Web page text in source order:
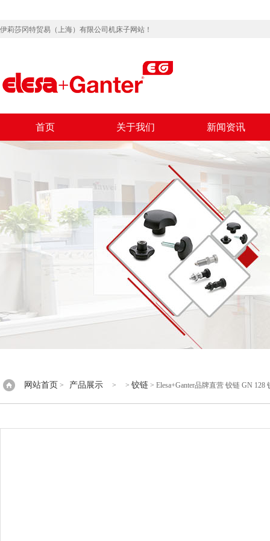
伊莉莎冈特贸易（上海）有限公司机床子网站！
首页 关于我们 新闻资讯
网站首页 > 产品展示 > > 铰链 > Elesa+Ganter品牌直营 铰链 GN